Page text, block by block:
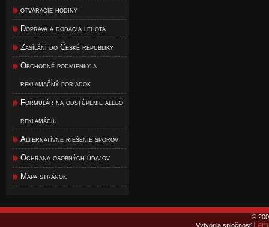
otváracie hodiny
Doprava a dodacia lehota
Zasílání do České republiky
Obchodné podmienky a
reklamačný poriadok
Formulár na odstúpenie alebo
reklamáciu
Alternatívne riešenie sporov
Ochrana osobných údajov
Mapa stránok
©
Vytvorila spločnosť